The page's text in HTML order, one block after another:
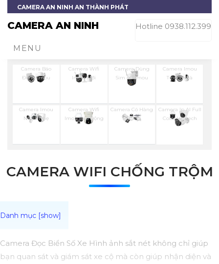
CAMERA AN NINH AN THÀNH PHÁT
CAMERA AN NINH Hotline 0938.112.399
MENU
Camera Báo
Động Imou
Camera Wifi
Imou Mới
Camera Dùng
Sim 4G Imou
Camera Imou
Trong Nhà
Camera Imou
Nhụa Nhẹ
Camera Wifi
Imou Báo Động
Camera Có Hàng
Rào Ảo
Camera Ip AI Full
Color Vantech
CAMERA WIFI CHỐNG TRỘM
Camera Đọc Biển Số Xe Hình ảnh sắt nét không chỉ giúp
bạn quan sát và giám sát xe cộ mà còn giúp nhận diện và